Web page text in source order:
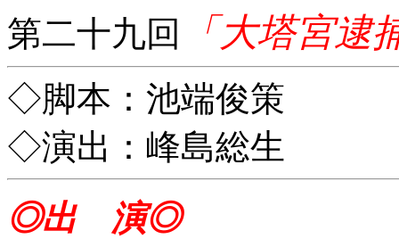
第二十九回 「大塔宮逮
◇脚本：池端俊策
◇演出：峰島総生
◎出 演◎